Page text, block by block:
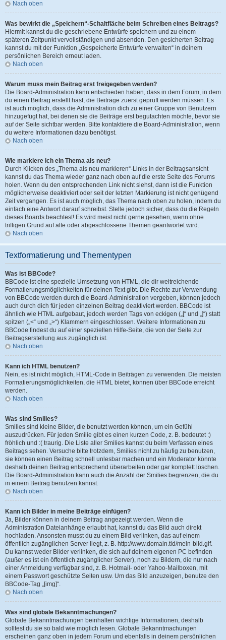
Nach oben
Was bewirkt die „Speichern“-Schaltfläche beim Schreiben eines Beitrags?
Hiermit kannst du die geschriebene Entwürfe speichern und zu einem
späteren Zeitpunkt vervollständigen und absenden. Den gesicherten Beitrag
kannst du mit der Funktion „Gespeicherte Entwürfe verwalten“ in deinem
persönlichen Bereich erneut laden.
Nach oben
Warum muss mein Beitrag erst freigegeben werden?
Die Board-Administration kann entschieden haben, dass in dem Forum, in dem
du einen Beitrag erstellt hast, die Beiträge zuerst geprüft werden müssen. Es
ist auch möglich, dass die Administration dich zu einer Gruppe von Benutzern
hinzugefügt hat, bei denen sie die Beiträge erst begutachten möchte, bevor sie
auf der Seite sichtbar werden. Bitte kontaktiere die Board-Administration, wenn
du weitere Informationen dazu benötigst.
Nach oben
Wie markiere ich ein Thema als neu?
Durch Klicken des „Thema als neu markieren“-Links in der Beitragsansicht
kannst du das Thema wieder ganz nach oben auf die erste Seite des Forums
holen. Wenn du den entsprechenden Link nicht siehst, dann ist die Funktion
möglicherweise deaktiviert oder seit der letzten Markierung ist nicht genügend
Zeit vergangen. Es ist auch möglich, das Thema nach oben zu holen, indem du
einfach eine Antwort darauf schreibst. Stelle jedoch sicher, dass du die Regeln
dieses Boards beachtest! Es wird meist nicht gerne gesehen, wenn ohne
triftigen Grund auf alte oder abgeschlossene Themen geantwortet wird.
Nach oben
Textformatierung und Thementypen
Was ist BBCode?
BBCode ist eine spezielle Umsetzung von HTML, die dir weitreichende
Formatierungsmöglichkeiten für deinen Text gibt. Die Rechte zur Verwendung
von BBCode werden durch die Board-Administration vergeben, können jedoch
auch durch dich für jeden einzelnen Beitrag deaktiviert werden. BBCode ist
ähnlich wie HTML aufgebaut, jedoch werden Tags von eckigen („[“ und „]“) statt
spitzen („<“ und „>“) Klammern eingeschlossen. Weitere Informationen zu
BBCode findest du auf einer speziellen Hilfe-Seite, die von der Seite zur
Beitragserstellung aus zugänglich ist.
Nach oben
Kann ich HTML benutzen?
Nein, es ist nicht möglich, HTML-Code in Beiträgen zu verwenden. Die meisten
Formatierungsmöglichkeiten, die HTML bietet, können über BBCode erreicht
werden.
Nach oben
Was sind Smilies?
Smilies sind kleine Bilder, die benutzt werden können, um ein Gefühl
auszudrücken. Für jeden Smilie gibt es einen kurzen Code, z. B. bedeutet :)
fröhlich und :( traurig. Die Liste aller Smilies kannst du beim Verfassen eines
Beitrags sehen. Versuche bitte trotzdem, Smilies nicht zu häufig zu benutzen,
sie können einen Beitrag schnell unlesbar machen und ein Moderator könnte
deshalb deinen Beitrag entsprechend überarbeiten oder gar komplett löschen.
Die Board-Administration kann auch die Anzahl der Smilies begrenzen, die du
in einem Beitrag benutzen kannst.
Nach oben
Kann ich Bilder in meine Beiträge einfügen?
Ja, Bilder können in deinem Beitrag angezeigt werden. Wenn die
Administration Dateianhänge erlaubt hat, kannst du das Bild auch direkt
hochladen. Ansonsten musst du zu einem Bild verlinken, das auf einem
öffentlich zugänglichen Server liegt, z. B. http://www.domain.tld/mein-bild.gif.
Du kannst weder Bilder verlinken, die sich auf deinem eigenen PC befinden
(außer es ist ein öffentlich zugänglicher Server), noch zu Bildern, die nur nach
einer Anmeldung verfügbar sind, z. B. Hotmail- oder Yahoo-Mailboxen, mit
einem Passwort geschützte Seiten usw. Um das Bild anzuzeigen, benutze den
BBCode-Tag „[img]“.
Nach oben
Was sind globale Bekanntmachungen?
Globale Bekanntmachungen beinhalten wichtige Informationen, deshalb
solltest du sie so bald wie möglich lesen. Globale Bekanntmachungen
erscheinen ganz oben in jedem Forum und ebenfalls in deinem persönlichen